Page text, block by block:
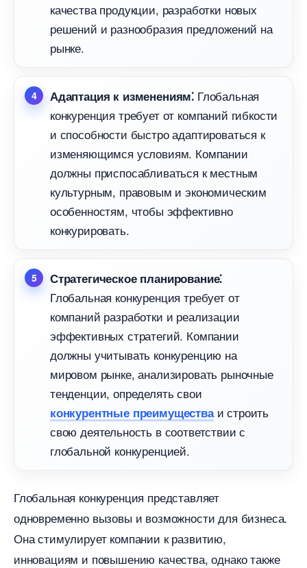
качества продукции, разработки новых
решений и разнообразия предложений на
рынке.
Адаптация к изменениям⁚ Глобальная
конкуренция требует от компаний гибкости
и способности быстро адаптироваться к
изменяющимся условиям.​ Компании
должны приспосабливаться к местным
культурным, правовым и экономическим
особенностям, чтобы эффективно
конкурировать.​
Стратегическое планирование⁚
Глобальная конкуренция требует от
компаний разработки и реализации
эффективных стратегий.​ Компании
должны учитывать конкуренцию на
мировом рынке, анализировать рыночные
тенденции, определять свои
конкурентные преимуществаи строить
свою деятельность в соответствии с
лобальной конкуренцией.​
Глобальная конкуренция представляет
одновременно вызовы и возможности для бизнеса.​
Она стимулирует компании к развитию,
инновациям и повышению качества, однако также